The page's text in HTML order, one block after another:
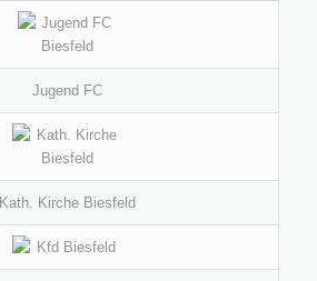
Jugend FC
Kath. Kirche Biesfeld